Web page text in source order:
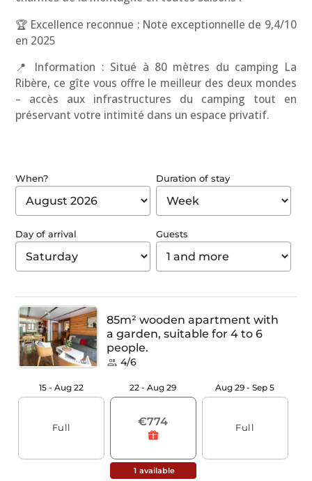
🏆 Excellence reconnue : Note exceptionnelle de 9,4/10
en 2025
📍 Information : Situé à 80 mètres du camping La
Ribère, ce gîte vous offre le meilleur des deux mondes
– accès aux infrastructures du camping tout en
préservant votre intimité dans un espace privatif.